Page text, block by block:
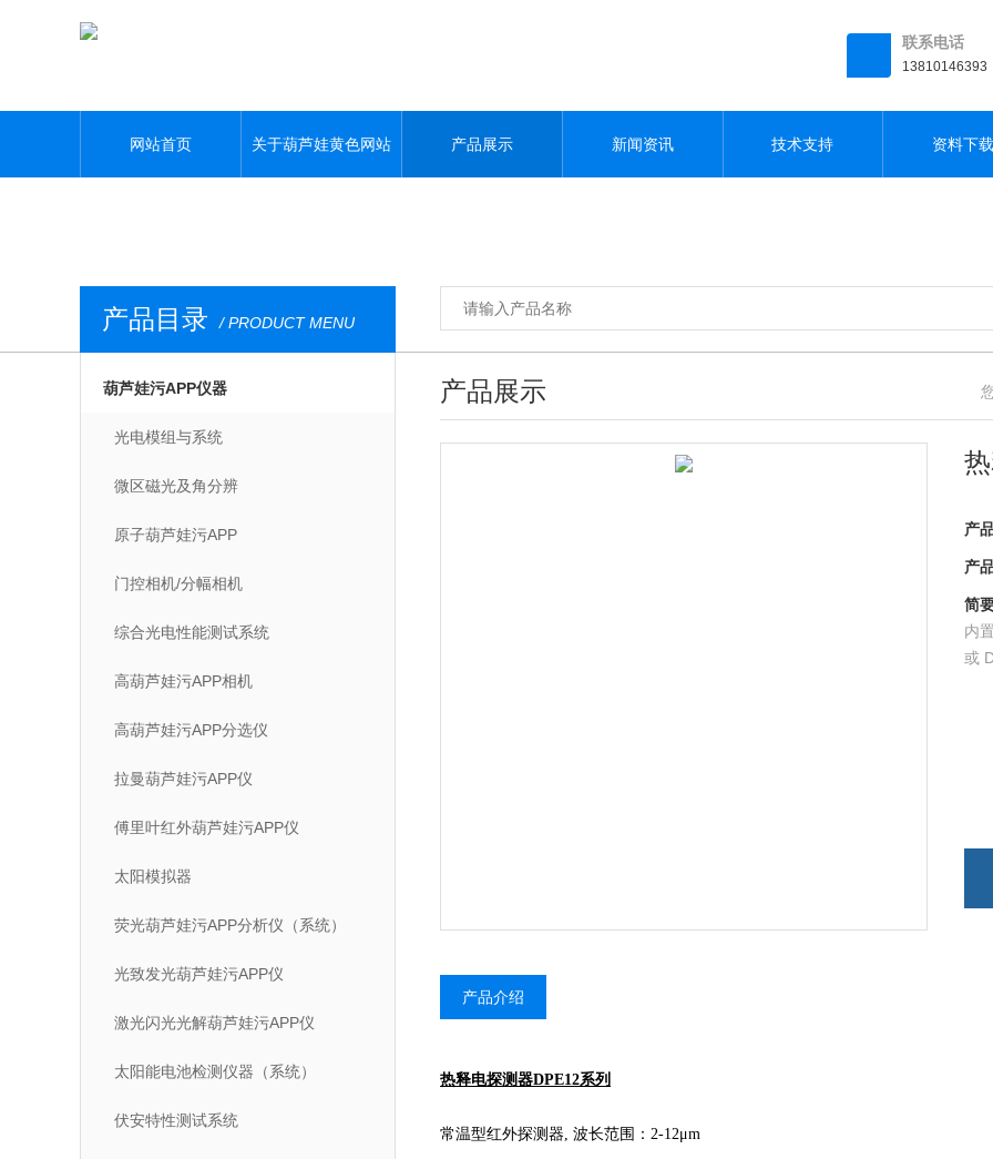
联系电话
13810146393
网站首页 关于葫芦娃黄色网站 产品展示 新闻资讯 技术支持 资料下
产品目录 / PRODUCT MENU
葫芦娃污APP仪器
光电模组与系统
微区磁光及角分辨
原子葫芦娃污APP
门控相机/分幅相机
综合光电性能测试系统
高葫芦娃污APP相机
高葫芦娃污APP分选仪
拉曼葫芦娃污APP仪
傅里叶红外葫芦娃污APP仪
太阳模拟器
荧光葫芦娃污APP分析仪（系统）
光致发光葫芦娃污APP仪
激光闪光光解葫芦娃污APP仪
太阳能电池检测仪器（系统）
伏安特性测试系统
产品展示
产品
产品
简要
内
或
产品介绍
热释电探测器DPE12系列
常温型红外探测器, 波长范围：2-12μm